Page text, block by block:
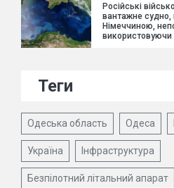
Російські
вантажне
Німеччиною,
використовуючи
Теги
Одеська область Одеса
Україна Інфраструктура
Безпілотний літальний апарат